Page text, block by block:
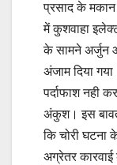
प्रसाद के मकान
में कुशवाहा
के सामने अर्जुन
अंजाम दिया
पर्दाफाश नही
अंकुश। इस बावत
कि चोरी घटना
अग्रेतर कारवाई